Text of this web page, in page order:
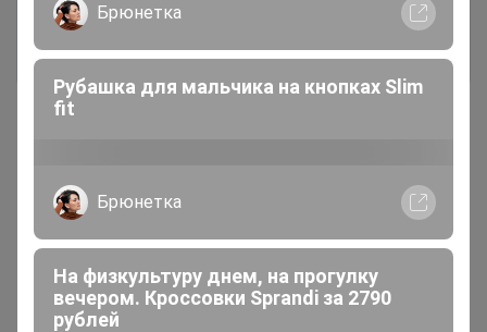
Реклама
Как здесь все устроено?
Брюнетка
Рубашка для мальчика на кнопках Slim
fit
Брюнетка
На физкультуру днем, на прогулку
вечером. Кроссовки Sprandi за 2790
рублей